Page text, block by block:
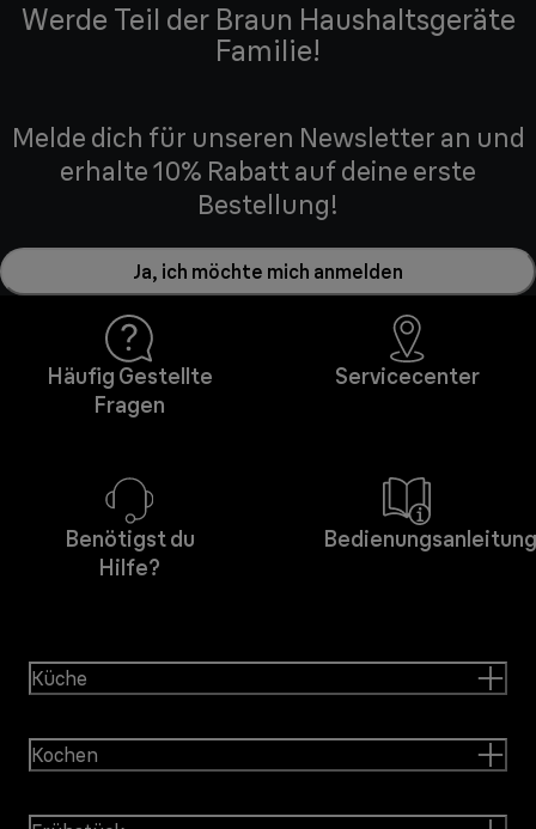
Werde Teil der Braun Haushaltsgeräte
Familie!
Melde dich für unseren Newsletter an und
erhalte 10% Rabatt auf deine erste
Bestellung!
Ja, ich möchte mich anmelden
Häufig Gestellte
Fragen
Servicecenter
Benötigst du
Hilfe?
Küche
Kochen